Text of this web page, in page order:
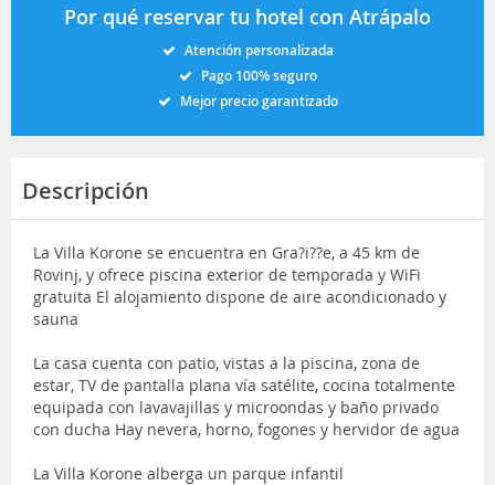
Por qué reservar tu hotel con Atrápalo
Atención personalizada
Pago 100% seguro
Mejor precio garantizado
Descripción
La Villa Korone se encuentra en Gra?i??e, a 45 km de
Rovinj, y ofrece piscina exterior de temporada y WiFi
gratuita El alojamiento dispone de aire acondicionado y
sauna
La casa cuenta con patio, vistas a la piscina, zona de
estar, TV de pantalla plana vía satélite, cocina totalmente
equipada con lavavajillas y microondas y baño privado
con ducha Hay nevera, horno, fogones y hervidor de agua
La Villa Korone alberga un parque infantil